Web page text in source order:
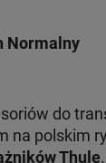
Normalny
do
polskim
Thule